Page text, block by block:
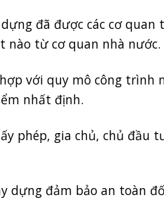
đã được các cơ
từ cơ quan nhà nước.
với quy mô công
nhất định.
phép, gia chủ, chủ
dựng đảm bảo an toàn